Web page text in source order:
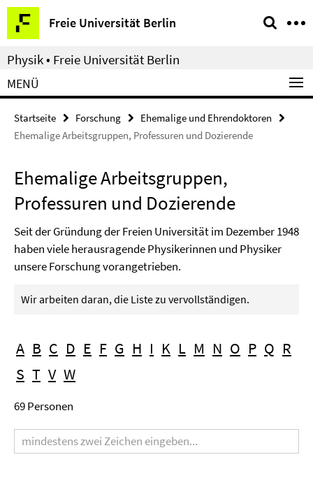
Springe
direkt
zu
Inhalt
Freie Universität Berlin
Service-
Navigation
Physik • Freie Universität Berlin
MENÜ
Startseite Forschung
Ehemalige und Ehrendoktoren
Ehemalige Arbeitsgruppen, Professuren und Dozierende
Ehemalige Arbeitsgruppen,
Professuren und Dozierende
Seit der Gründung der Freien Universität im Dezember 1948
haben viele herausragende Physikerinnen und Physiker
unsere Forschung vorangetrieben.
Wir arbeiten daran, die Liste zu vervollständigen.
A B C D E F G H I K L M N O P Q R
S T V W
69 Personen